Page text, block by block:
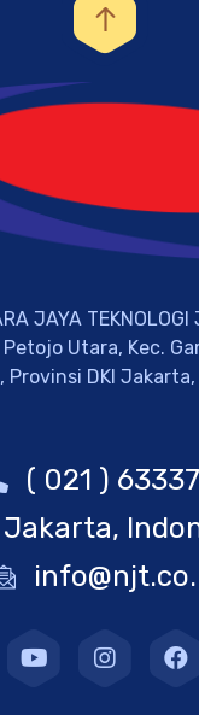
JAYA TEKNOLOGI
Petojo Utara, Kec.
DKI Jakarta,
( 021 )
Jakarta,